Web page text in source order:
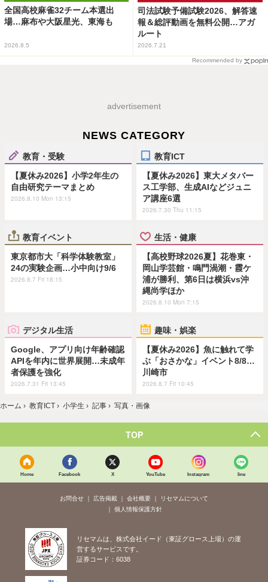
全国高校麻雀32チーム本選出
場…麻布や大阪星光、東海も
2026.8.5
司法試験予備試験2026、解答速
報＆総評動画を無料公開…アガ
ルート
2026.7.21
Recommended by
advertisement
NEWS CATEGORY
教育・受験
【夏休み2026】小学2年生の
自由研究テーマまとめ
2026.8.10 Mon 13:15
教育ICT
【夏休み2026】東大メタバー
ス工学部、生成AIなどジュニ
ア講座6選
2026.7.30 Thu 11:15
教育イベント
東京都市大「科学体験教室」
24の実験企画…小中向け9/6
2026.8.7 Fri 18:15
生活・健康
【高校野球2026夏】花巻東・
岡山学芸館・鳴門渦潮・霞ケ
浦が勝利、第6日は横浜vs沖
縄尚学ほか
2026.8.10 Mon 7:15
デジタル生活
Google、アプリ向け年齢確認
APIを年内に世界展開…未成年
者保護を強化
2026.7.31 Fri 13:45
趣味・娯楽
【夏休み2026】魚に触れて学
ぶ「おさかな」イベント8/8…
川崎市
2026.8.7 Fri 10:45
ホーム › 教育ICT › 小学生 › 記事 › 写真・画像
TOP
Home Facebook X YouTube Instagram line
お問合せ 広告掲載 会社概要
リセマムについて
個人情報保護方針
リセマムは、株式会社イード（東証グロース上場）の運
営するサービスです。
証券コード：6038